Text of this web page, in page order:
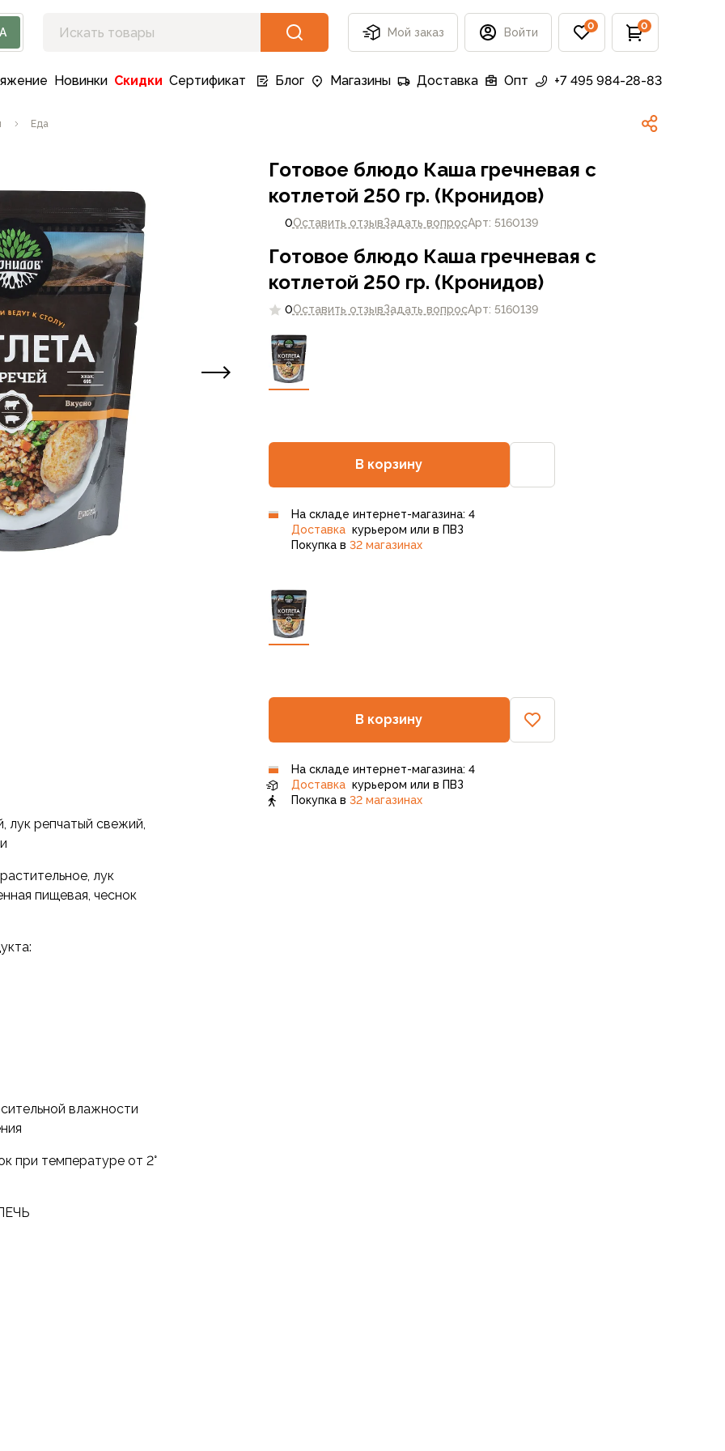
Мой заказ Войти 0 0
Новинки Скидки Сертификат Блог Магазины Доставка Опт +7 495 984-28-83
Еда
лук репчатый свежий,
лук
пищевая, чеснок
влажности
при температуре от 2°
Готовое блюдо Каша гречневая с
котлетой 250 гр. (Кронидов)
В корзину
0Оставить отзывЗадать вопросАрт: 5160139
На складе интернет-магазина: 4
Доставкакурьером или в ПВЗ
Покупка в 32 магазинах
Готовое блюдо Каша гречневая с
котлетой 250 гр. (Кронидов)
В корзину
0Оставить отзывЗадать вопросАрт: 5160139
На складе интернет-магазина: 4
Доставкакурьером или в ПВЗ
Покупка в 32 магазинах